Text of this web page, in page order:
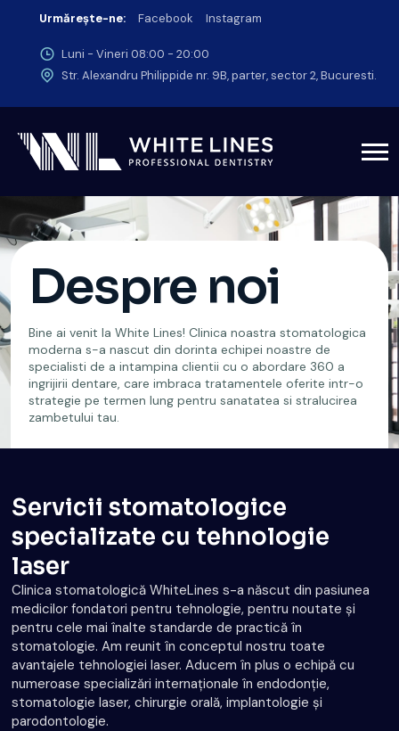
Urmărește-ne: Facebook Instagram
Luni - Vineri 08:00 - 20:00
Str. Alexandru Philippide nr. 9B, parter, sector 2, Bucuresti.
Despre noi
Bine ai venit la White Lines! Clinica noastra stomatologica
moderna s-a nascut din dorinta echipei noastre de
specialisti de a intampina clientii cu o abordare 360 a
ingrijirii dentare, care imbraca tratamentele oferite intr-o
strategie pe termen lung pentru sanatatea si stralucirea
zambetului tau.
Servicii stomatologice
specializate cu tehnologie
laser
Clinica stomatologică WhiteLines s-a născut din pasiunea
medicilor fondatori pentru tehnologie, pentru noutate și
pentru cele mai înalte standarde de practică în
stomatologie. Am reunit în conceptul nostru toate
avantajele tehnologiei laser. Aducem în plus o echipă cu
numeroase specializări internaționale în endodonție,
stomatologie laser, chirurgie orală, implantologie și
parodontologie.